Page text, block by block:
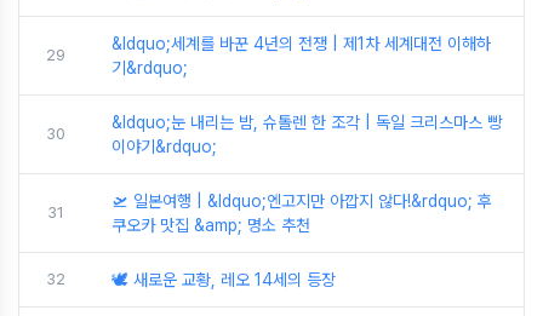
29
&ldquo;세계를 바꾼 4년의 전쟁 | 제1차 세계대전 이해하
기&rdquo;
30
&ldquo;눈 내리는 밤, 슈톨렌 한 조각 | 독일 크리스마스 빵
이야기&rdquo;
31
🛫 일본여행 | &ldquo;엔고지만 아깝지 않다!&rdquo; 후
쿠오카 맛집 &amp; 명소 추천
32 🕊️ 새로운 교황, 레오 14세의 등장